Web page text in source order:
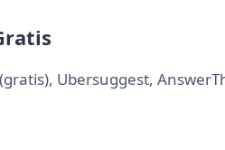
Ubersuggest,